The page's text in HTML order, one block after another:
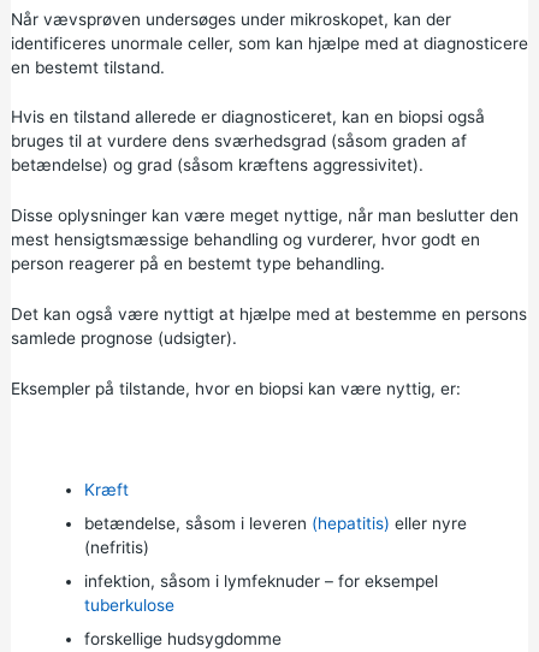
Når vævsprøven undersøges under mikroskopet, kan der
identificeres unormale celler, som kan hjælpe med at diagnosticere
en bestemt tilstand.
Hvis en tilstand allerede er diagnosticeret, kan en biopsi også
bruges til at vurdere dens sværhedsgrad (såsom graden af
betændelse) og grad (såsom kræftens aggressivitet).
Disse oplysninger kan være meget nyttige, når man beslutter den
mest hensigtsmæssige behandling og vurderer, hvor godt en
person reagerer på en bestemt type behandling.
Det kan også være nyttigt at hjælpe med at bestemme en persons
samlede prognose (udsigter).
Eksempler på tilstande, hvor en biopsi kan være nyttig, er:
Kræft
betændelse, såsom i leveren (hepatitis) eller nyre
(nefritis)
infektion, såsom i lymfeknuder – for eksempel
tuberkulose
forskellige hudsygdomme